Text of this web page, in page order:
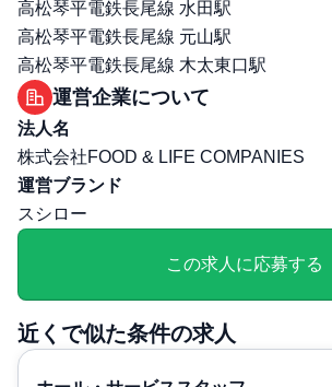
補助（入社時および転勤時に支給）、自
交通費支給: 有
マイカー通勤可／社宅・寮あり
保険: 社会保険完備（健康保険・厚生年
災保険）
職場環境・ルール
受動喫煙対策（喫煙ルール）: 無
選考プロセス
その他
勤務・休日に関する補足: 年間休日108
高松琴平電鉄長尾線 水田駅
高松琴平電鉄長尾線 元山駅
高松琴平電鉄長尾線 木太東口駅
運営企業について
法人名
株式会社FOOD & LIFE COMPANIES
運営ブランド
スシロー
この求人に応募する
近くで似た条件の求人